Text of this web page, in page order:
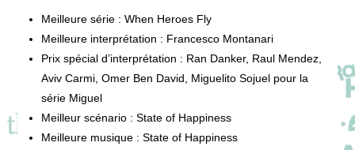
Meilleure série : When Heroes Fly
Meilleure interprétation : Francesco Montanari
Prix spécial d’interprétation : Ran Danker, Raul Mendez,
Aviv Carmi, Omer Ben David, Miguelito Sojuel pour la
série Miguel
Meilleur scénario : State of Happiness
Meilleure musique : State of Happiness